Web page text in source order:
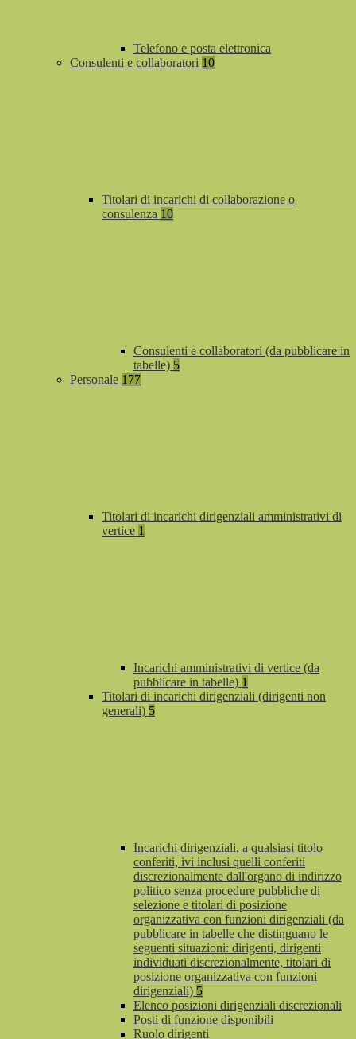
Telefono e posta elettronica
Consulenti e collaboratori 10
Titolari di incarichi di collaborazione o
consulenza 10
Consulenti e collaboratori (da pubblicare in
tabelle) 5
Personale 177
Titolari di incarichi dirigenziali amministrativi di
vertice 1
Incarichi amministrativi di vertice (da
pubblicare in tabelle) 1
Titolari di incarichi dirigenziali (dirigenti non
generali) 5
Incarichi dirigenziali, a qualsiasi titolo
conferiti, ivi inclusi quelli conferiti
discrezionalmente dall'organo di indirizzo
politico senza procedure pubbliche di
selezione e titolari di posizione
organizzativa con funzioni dirigenziali (da
pubblicare in tabelle che distinguano le
seguenti situazioni: dirigenti, dirigenti
individuati discrezionalmente, titolari di
posizione organizzativa con funzioni
dirigenziali) 5
Elenco posizioni dirigenziali discrezionali
Posti di funzione disponibili
Ruolo dirigenti